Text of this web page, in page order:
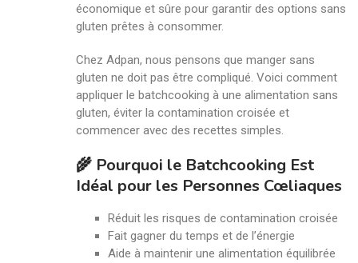
économique et sûre pour garantir des options sans
gluten prêtes à consommer.
Chez Adpan, nous pensons que manger sans
gluten ne doit pas être compliqué. Voici comment
appliquer le batchcooking à une alimentation sans
gluten, éviter la contamination croisée et
commencer avec des recettes simples.
🌾 Pourquoi le Batchcooking Est
Idéal pour les Personnes Cœliaques
Réduit les risques de contamination croisée
Fait gagner du temps et de l’énergie
Aide à maintenir une alimentation équilibrée